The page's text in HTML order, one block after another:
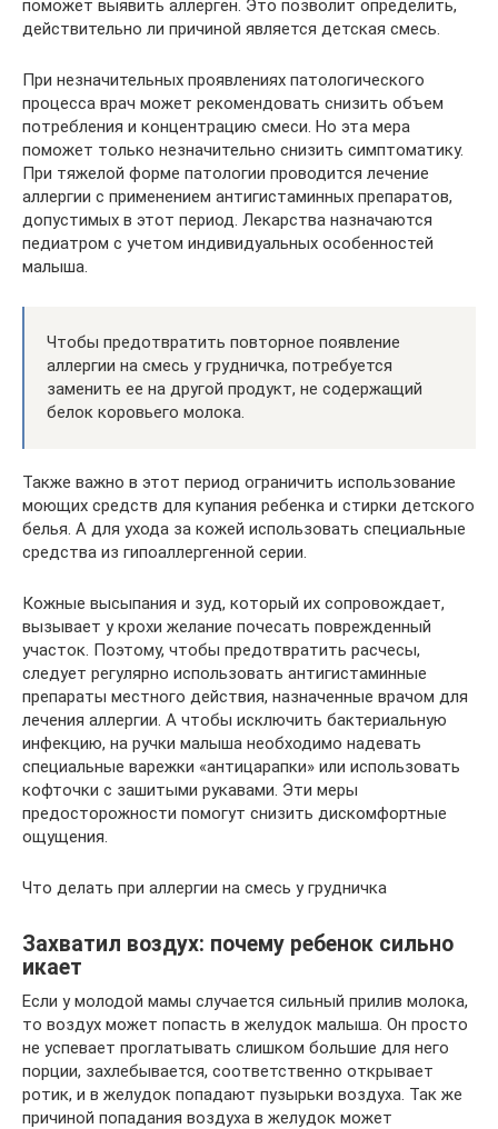
поможет выявить аллерген. Это позволит определить,
действительно ли причиной является детская смесь.
При незначительных проявлениях патологического
процесса врач может рекомендовать снизить объем
потребления и концентрацию смеси. Но эта мера
поможет только незначительно снизить симптоматику.
При тяжелой форме патологии проводится лечение
аллергии с применением антигистаминных препаратов,
допустимых в этот период. Лекарства назначаются
педиатром с учетом индивидуальных особенностей
малыша.
Чтобы предотвратить повторное появление
аллергии на смесь у грудничка, потребуется
заменить ее на другой продукт, не содержащий
белок коровьего молока.
Также важно в этот период ограничить использование
моющих средств для купания ребенка и стирки детского
белья. А для ухода за кожей использовать специальные
средства из гипоаллергенной серии.
Кожные высыпания и зуд, который их сопровождает,
вызывает у крохи желание почесать поврежденный
участок. Поэтому, чтобы предотвратить расчесы,
следует регулярно использовать антигистаминные
препараты местного действия, назначенные врачом для
лечения аллергии. А чтобы исключить бактериальную
инфекцию, на ручки малыша необходимо надевать
специальные варежки «антицарапки» или использовать
кофточки с зашитыми рукавами. Эти меры
предосторожности помогут снизить дискомфортные
ощущения.
Что делать при аллергии на смесь у грудничка
Захватил воздух: почему ребенок сильно
икает
Если у молодой мамы случается сильный прилив молока,
то воздух может попасть в желудок малыша. Он просто
не успевает проглатывать слишком большие для него
порции, захлебывается, соответственно открывает
ротик, и в желудок попадают пузырьки воздуха. Так же
причиной попадания воздуха в желудок может